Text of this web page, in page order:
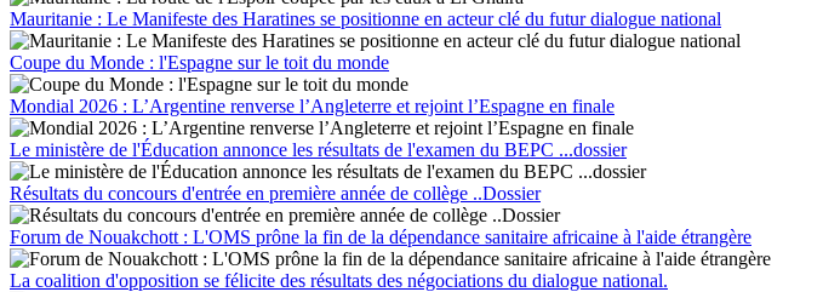
Mauritanie : Le Manifeste des Haratines se positionne en acteur clé du futur dialogue national
Coupe du Monde : l'Espagne sur le toit du monde
Mondial 2026 : L’Argentine renverse l’Angleterre et rejoint l’Espagne en finale
Le ministère de l'Éducation annonce les résultats de l'examen du BEPC ...dossier
Résultats du concours d'entrée en première année de collège ..Dossier
Forum de Nouakchott : L'OMS prône la fin de la dépendance sanitaire africaine à l'aide étrangère
La coalition d'opposition se félicite des résultats des négociations du dialogue national.